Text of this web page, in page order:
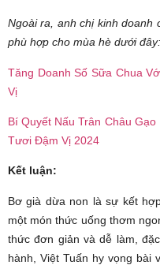
Ngoài ra, anh chị kinh doanh
phù hợp cho mùa hè dưới đây:
Tăng Doanh Số Sữa Chua
Vị
Bí Quyết Nấu Trân Châu
Tươi Đậm Vị 2024
Kết luận:
Bơ già dừa non là sự kết
một món thức uống thơm
thức đơn giản và dễ làm,
hành, Việt Tuấn hy vọng bài